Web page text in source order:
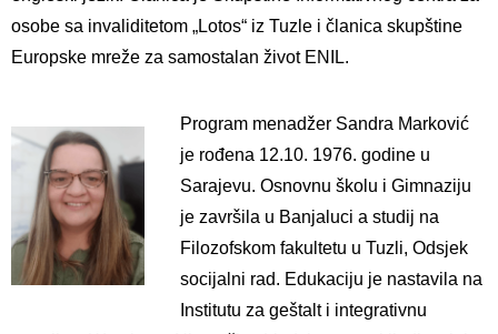
osobe sa invaliditetom „Lotos“ iz Tuzle i članica skupštine
Europske mreže za samostalan život ENIL.
Program menadžer Sandra Marković
je rođena 12.10. 1976. godine u
Sarajevu. Osnovnu školu i Gimnaziju
je završila u Banjaluci a studij na
Filozofskom fakultetu u Tuzli, Odsjek
socijalni rad. Edukaciju je nastavila na
Institutu za geštalt i integrativnu